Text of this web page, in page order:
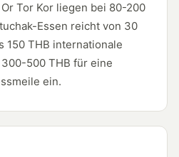
Tor Kor liegen bei 80-200
Essen reicht von 30
150 THB internationale
500 THB für eine
ein.